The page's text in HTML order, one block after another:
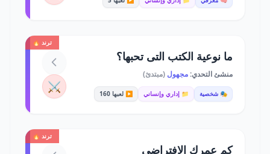
ترند 🔥
ما نوعية الكتب التى تحبها؟
منشئ التحدي:مجهول (مبتدئ)
🎭 شخصية 📁 إداري وإنساني ▶️ لعبها 160 ⚔️
ترند 🔥
كم عمرك الافتراضي